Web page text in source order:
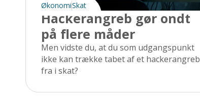
ØkonomiSkat
Hackerangreb gør ondt
på flere måder
Men vidste du, at du som udgangspunkt
ikke kan trække tabet af et hackerangreb
fra i skat?